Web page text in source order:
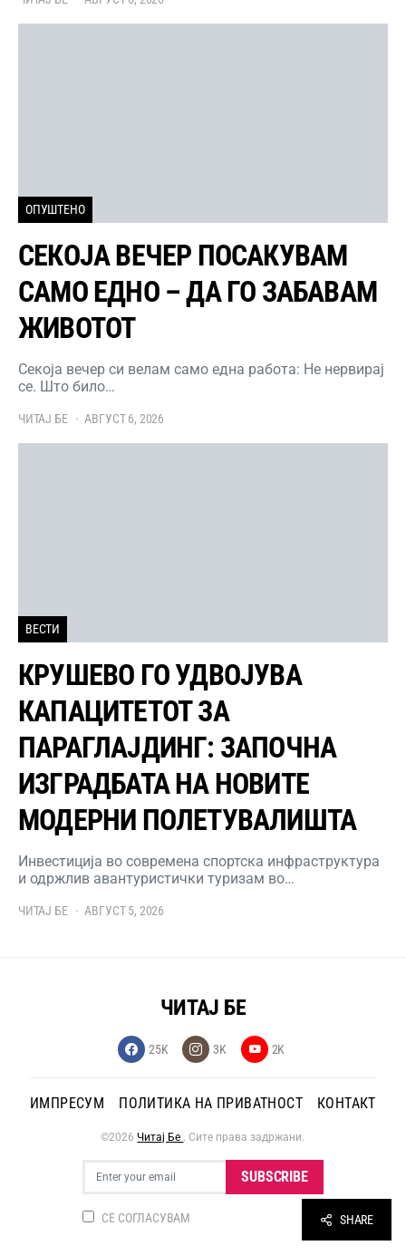
ОПУШТЕНО
СЕКОЈА ВЕЧЕР ПОСАКУВАМ
САМО ЕДНО – ДА ГО ЗАБАВАМ
ЖИВОТОТ
Секоја вечер си велам само една работа: Не нервирај
се. Што било…
ЧИТАЈ БЕ АВГУСТ 6, 2026
ВЕСТИ
КРУШЕВО ГО УДВОЈУВА
КАПАЦИТЕТОТ ЗА
ПАРАГЛАЈДИНГ: ЗАПОЧНА
ИЗГРАДБАТА НА НОВИТЕ
МОДЕРНИ ПОЛЕТУВАЛИШТА
Инвестиција во современа спортска инфраструктура
и одржлив авантуристички туризам во…
ЧИТАЈ БЕ АВГУСТ 5, 2026
SUBSCRIBE
СЕ СОГЛАСУВАМ
ЧИТАЈ БЕ
25K 3K 2K
ИМПРЕСУМ ПОЛИТИКА НА ПРИВАТНОСТ КОНТАКТ
©2026Читај Бе . Сите права задржани.
SHARE